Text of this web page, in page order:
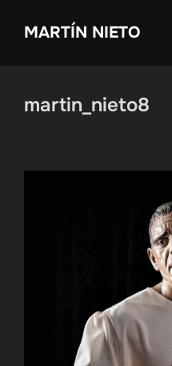
MARTÍN NIETO
martin_nieto8